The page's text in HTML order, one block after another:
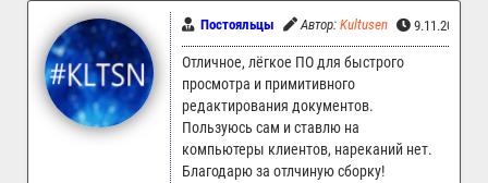
Постояльцы Автор: Kultusen 9.11.2023
Отличное, лёгкое ПО для быстрого
просмотра и примитивного
редактирования документов.
Пользуюсь сам и ставлю на
компьютеры клиентов, нареканий нет.
Благодарю за отлчиную сборку!